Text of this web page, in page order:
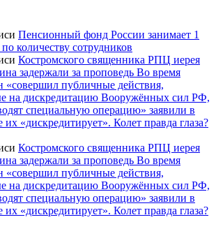
Пенсионный фонд России занимает 1
количеству сотрудников
Костромского священника РПЦ иерея
задержали за проповедь Во время
«совершил публичные действия,
на дискредитацию Вооружённых сил РФ,
специальную операцию» заявили в
«дискредитирует». Колет правда глаза?
Костромского священника РПЦ иерея
задержали за проповедь Во время
«совершил публичные действия,
на дискредитацию Вооружённых сил РФ,
специальную операцию» заявили в
«дискредитирует». Колет правда глаза?